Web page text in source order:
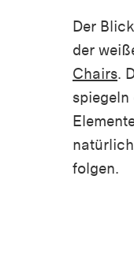
Der
der
Chairs.
folgen.